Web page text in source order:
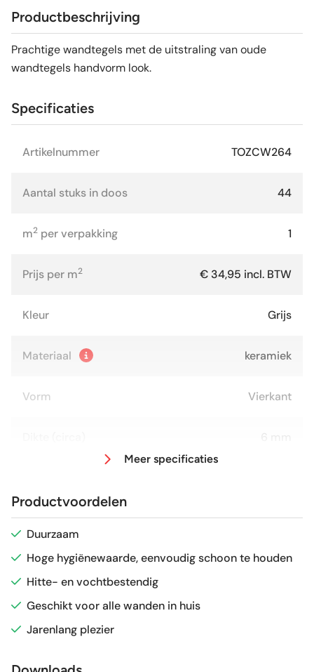
Productbeschrijving
Prachtige wandtegels met de uitstraling van oude
wandtegels handvorm look.
Specificaties
Artikelnummer TOZCW264
Aantal stuks in doos 44
m2 per verpakking 1
Prijs per m2 € 34,95 incl. BTW
Kleur Grijs
Materiaal keramiek
Vorm Vierkant
Glans / Mat glans
Gerectificeerd Nee
Vorstbestendig
Meer specificaties
Productvoordelen
Duurzaam
Hoge hygiënewaarde, eenvoudig schoon te houden
Hitte- en vochtbestendig
Geschikt voor alle wanden in huis
Jarenlang plezier